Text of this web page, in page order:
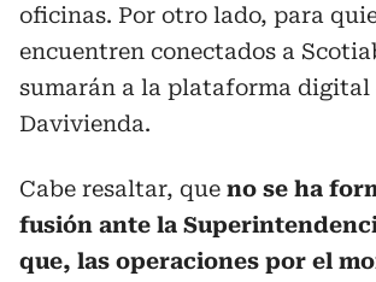
oficinas. Por otro lado, para
encuentren conectados a
sumarán a la plataforma digital
Davivienda.
Cabe resaltar, que no se ha
fusión ante la
que, las operaciones por el